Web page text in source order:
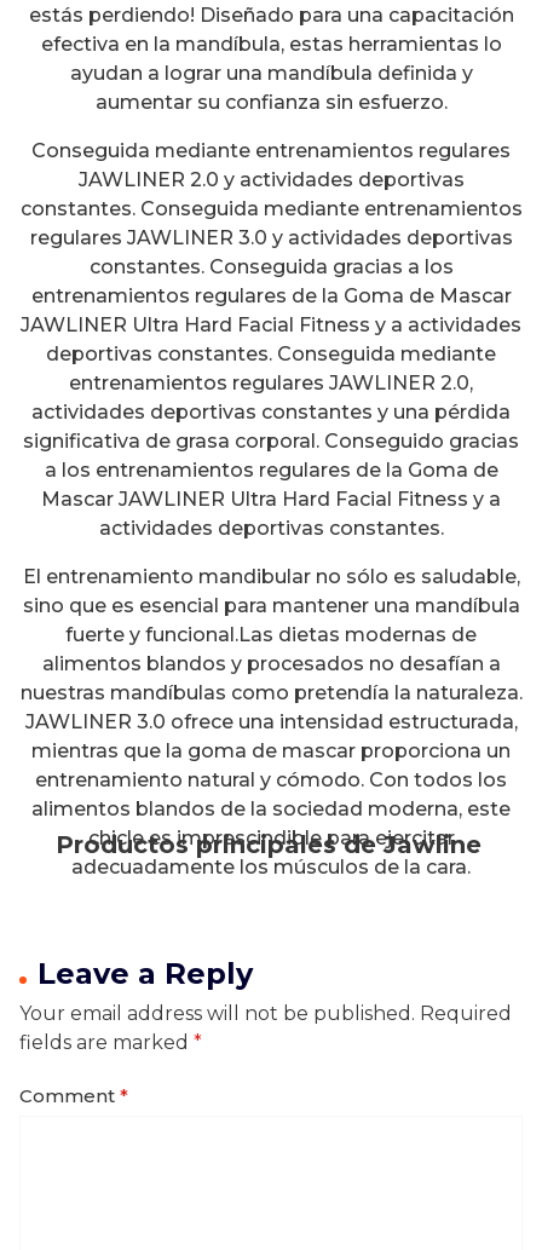
Productos principales de Jawline
estás perdiendo! Diseñado para una capacitación
efectiva en la mandíbula, estas herramientas lo
ayudan a lograr una mandíbula definida y
aumentar su confianza sin esfuerzo.
Conseguida mediante entrenamientos regulares
JAWLINER 2.0 y actividades deportivas
constantes. Conseguida mediante entrenamientos
regulares JAWLINER 3.0 y actividades deportivas
constantes. Conseguida gracias a los
entrenamientos regulares de la Goma de Mascar
JAWLINER Ultra Hard Facial Fitness y a actividades
deportivas constantes. Conseguida mediante
entrenamientos regulares JAWLINER 2.0,
actividades deportivas constantes y una pérdida
significativa de grasa corporal. Conseguido gracias
a los entrenamientos regulares de la Goma de
Mascar JAWLINER Ultra Hard Facial Fitness y a
actividades deportivas constantes.
El entrenamiento mandibular no sólo es saludable,
sino que es esencial para mantener una mandíbula
fuerte y funcional.Las dietas modernas de
alimentos blandos y procesados no desafían a
nuestras mandíbulas como pretendía la naturaleza.
JAWLINER 3.0 ofrece una intensidad estructurada,
mientras que la goma de mascar proporciona un
entrenamiento natural y cómodo. Con todos los
alimentos blandos de la sociedad moderna, este
chicle es imprescindible para ejercitar
adecuadamente los músculos de la cara.
Leave a Reply
Your email address will not be published. Required
fields are marked *
Comment *